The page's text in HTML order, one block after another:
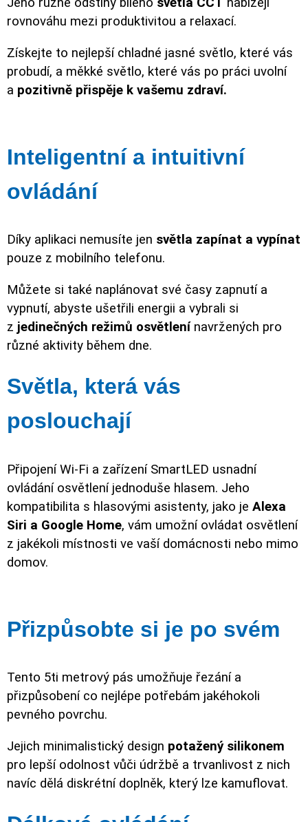
rovnováhu mezi produktivitou a relaxací.
Získejte to nejlepší chladné jasné světlo, které vás
probudí, a měkké světlo, které vás po práci uvolní
a pozitivně přispěje k vašemu zdraví.
Inteligentní a intuitivní
ovládání
Díky aplikaci nemusíte jen světla zapínat a vypínat
pouze z mobilního telefonu.
Můžete si také naplánovat své časy zapnutí a
vypnutí, abyste ušetřili energii a vybrali si
z jedinečných režimů osvětlenínavržených pro
různé aktivity během dne.
Světla, která vás
poslouchají
Připojení Wi-Fi a zařízení SmartLED usnadní
ovládání osvětlení jednoduše hlasem. Jeho
kompatibilita s hlasovými asistenty, jako je Alexa
Siri a Google Home, vám umožní ovládat osvětlení
z jakékoli místnosti ve vaší domácnosti nebo mimo
domov.
Přizpůsobte si je po svém
Tento 5ti metrový pás umožňuje řezání a
přizpůsobení co nejlépe potřebám jakéhokoli
pevného povrchu.
Jejich minimalistický design potažený silikonem
pro lepší odolnost vůči údržbě a trvanlivost z nich
navíc dělá diskrétní doplněk, který lze kamuflovat.